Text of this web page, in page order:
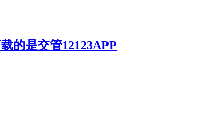
的是交管12123APP